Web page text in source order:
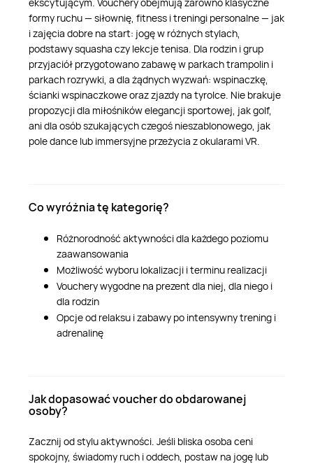
formy ruchu — siłownię, fitness i treningi personalne — jak
i zajęcia dobre na start: jogę w różnych stylach,
podstawy squasha czy lekcje tenisa. Dla rodzin i grup
przyjaciół przygotowano zabawę w parkach trampolin i
parkach rozrywki, a dla żądnych wyzwań: wspinaczkę,
ścianki wspinaczkowe oraz zjazdy na tyrolce. Nie brakuje
propozycji dla miłośników elegancji sportowej, jak golf,
ani dla osób szukających czegoś nieszablonowego, jak
pole dance lub immersyjne przeżycia z okularami VR.
Co wyróżnia tę kategorię?
Różnorodność aktywności dla każdego poziomu
zaawansowania
Możliwość wyboru lokalizacji i terminu realizacji
Vouchery wygodne na prezent dla niej, dla niego i
dla rodzin
Opcje od relaksu i zabawy po intensywny trening i
adrenalinę
Jak dopasować voucher do obdarowanej
osoby?
Zacznij od stylu aktywności. Jeśli bliska osoba ceni
spokojny, świadomy ruch i oddech, postaw na jogę lub